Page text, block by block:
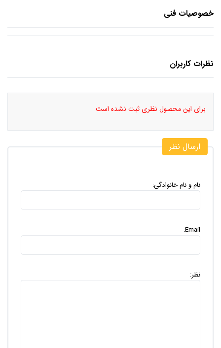
خصوصیات فنی
نظرات کاربران
برای این محصول نظری ثبت نشده است
ارسال نظر
نام و نام خانوادگی:
Email:
نظر: